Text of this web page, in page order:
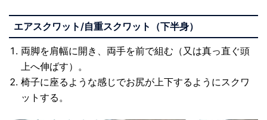
エアスクワット/自重スクワット（下半身）
両脚を肩幅に開き、両手を前で組む（又は真っ直ぐ頭
上へ伸ばす）。
椅子に座るような感じでお尻が上下するようにスクワ
ットする。